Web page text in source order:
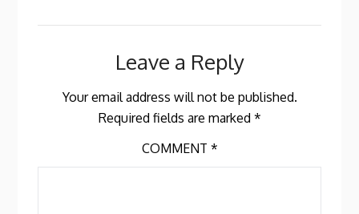
Leave a Reply
Your email address will not be published.
Required fields are marked *
COMMENT *